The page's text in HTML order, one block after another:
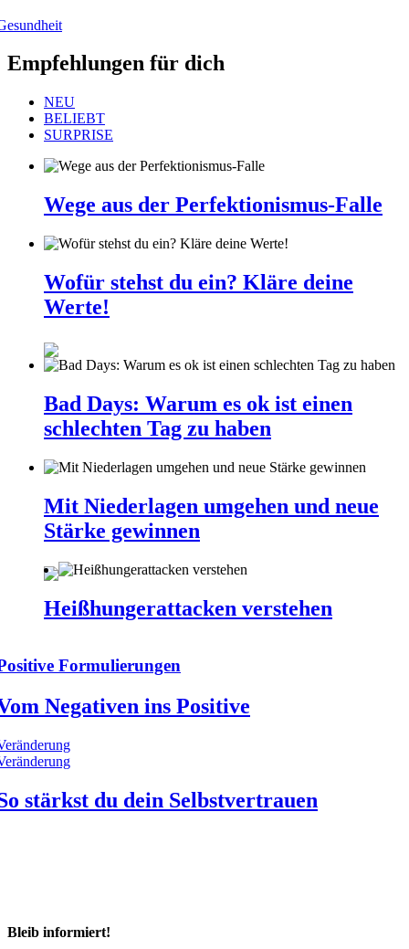
Empfehlungen für dich
NEU
BELIEBT
SURPRISE
Wege aus der Perfektionismus-Falle
Wofür stehst du ein? Kläre deine
Werte!
Bad Days: Warum es ok ist einen
schlechten Tag zu haben
Mit Niederlagen umgehen und neue
Stärke gewinnen
Heißhungerattacken verstehen
Formulierungen
Negativen ins Positive
stärkst du dein Selbstvertrauen
Bleib informiert!